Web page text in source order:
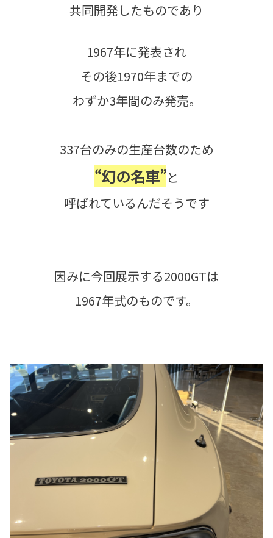
共同開発したものであり
1967年に発表され
その後1970年までの
わずか3年間のみ発売。
337台のみの生産台数のため
“幻の名車”と
呼ばれているんだそうです
因みに今回展示する2000GTは
1967年式のものです。